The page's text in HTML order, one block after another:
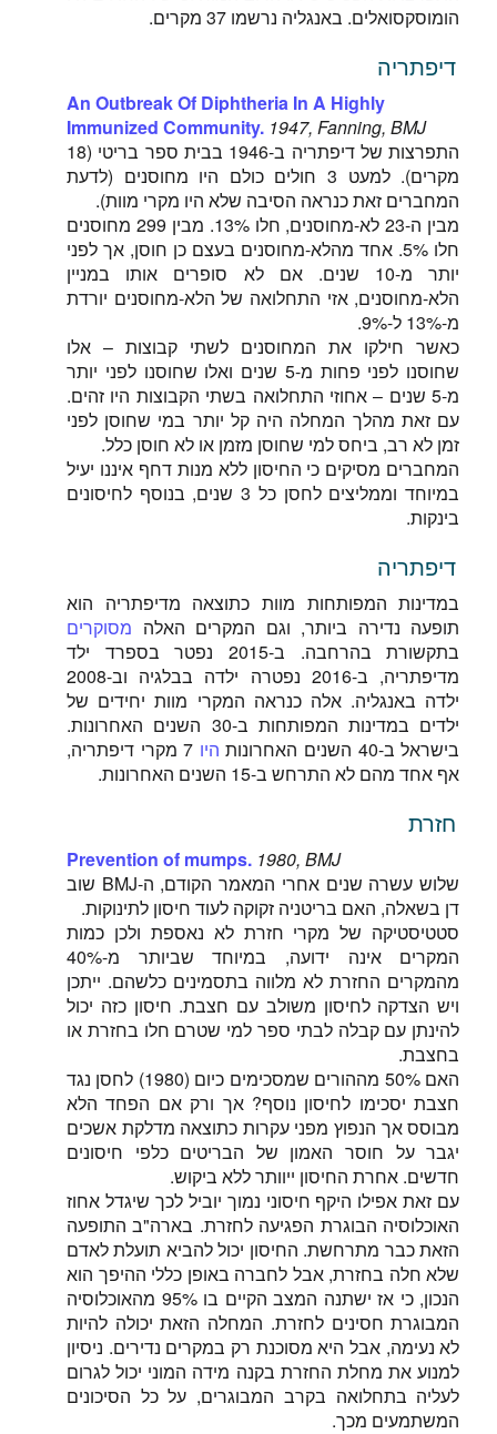
הומוסקסואלים. באנגליה נרשמו 37 מקרים.
דיפתריה
An Outbreak Of Diphtheria In A Highly
Immunized Community. 1947, Fanning, BMJ
התפרצות של דיפתריה ב-1946 בבית ספר בריטי (18
מקרים). למעט 3 חולים כולם היו מחוסנים (לדעת
המחברים זאת כנראה הסיבה שלא היו מקרי מוות).
מבין ה-23 לא-מחוסנים, חלו 13%. מבין 299 מחוסנים
חלו 5%. אחד מהלא-מחוסנים בעצם כן חוסן, אך לפני
יותר מ-10 שנים. אם לא סופרים אותו במניין
הלא-מחוסנים, אזי התחלואה של הלא-מחוסנים יורדת
מ-13% ל-9%.
כאשר חילקו את המחוסנים לשתי קבוצות – אלו
שחוסנו לפני פחות מ-5 שנים ואלו שחוסנו לפני יותר
מ-5 שנים – אחוזי התחלואה בשתי הקבוצות היו זהים.
עם זאת מהלך המחלה היה קל יותר במי שחוסן לפני
זמן לא רב, ביחס למי שחוסן מזמן או לא חוסן כלל.
המחברים מסיקים כי החיסון ללא מנות דחף איננו יעיל
במיוחד וממליצים לחסן כל 3 שנים, בנוסף לחיסונים
בינקות.
דיפתריה
במדינות המפותחות מוות כתוצאה מדיפתריה הוא
תופעה נדירה ביותר, וגם המקרים האלה מסוקרים
בתקשורת בהרחבה. ב-2015 נפטר בספרד ילד
מדיפתריה, ב-2016 נפטרה ילדה בבלגיה וב-2008
ילדה באנגליה. אלה כנראה המקרי מוות יחידים של
ילדים במדינות המפותחות ב-30 השנים האחרונות.
בישראל ב-40 השנים האחרונות
היו
7 מקרי דיפתריה,
אף אחד מהם לא התרחש ב-15 השנים האחרונות.
חזרת
Prevention of mumps. 1980, BMJ
שלוש עשרה שנים אחרי המאמר הקודם, ה-BMJ שוב
דן בשאלה, האם בריטניה זקוקה לעוד חיסון לתינוקות.
סטטיסטיקה של מקרי חזרת לא נאספת ולכן כמות
המקרים אינה ידועה, במיוחד שביותר מ-40%
מהמקרים החזרת לא מלווה בתסמינים כלשהם. ייתכן
ויש הצדקה לחיסון משולב עם חצבת. חיסון כזה יכול
להינתן עם קבלה לבתי ספר למי שטרם חלו בחזרת או
בחצבת.
האם 50% מההורים שמסכימים כיום (1980) לחסן נגד
חצבת יסכימו לחיסון נוסף? אך ורק אם הפחד הלא
מבוסס אך הנפוץ מפני עקרות כתוצאה מדלקת אשכים
יגבר על חוסר האמון של הבריטים כלפי חיסונים
חדשים. אחרת החיסון ייוותר ללא ביקוש.
עם זאת אפילו היקף חיסוני נמוך יוביל לכך שיגדל אחוז
האוכלוסיה הבוגרת הפגיעה לחזרת. בארה"ב התופעה
הזאת כבר מתרחשת. החיסון יכול להביא תועלת לאדם
שלא חלה בחזרת, אבל לחברה באופן כללי ההיפך הוא
הנכון, כי אז ישתנה המצב הקיים בו 95% מהאוכלוסיה
המבוגרת חסינים לחזרת. המחלה הזאת יכולה להיות
לא נעימה, אבל היא מסוכנת רק במקרים נדירים. ניסיון
למנוע את מחלת החזרת בקנה מידה המוני יכול לגרום
לעליה בתחלואה בקרב המבוגרים, על כל הסיכונים
המשתמעים מכך.